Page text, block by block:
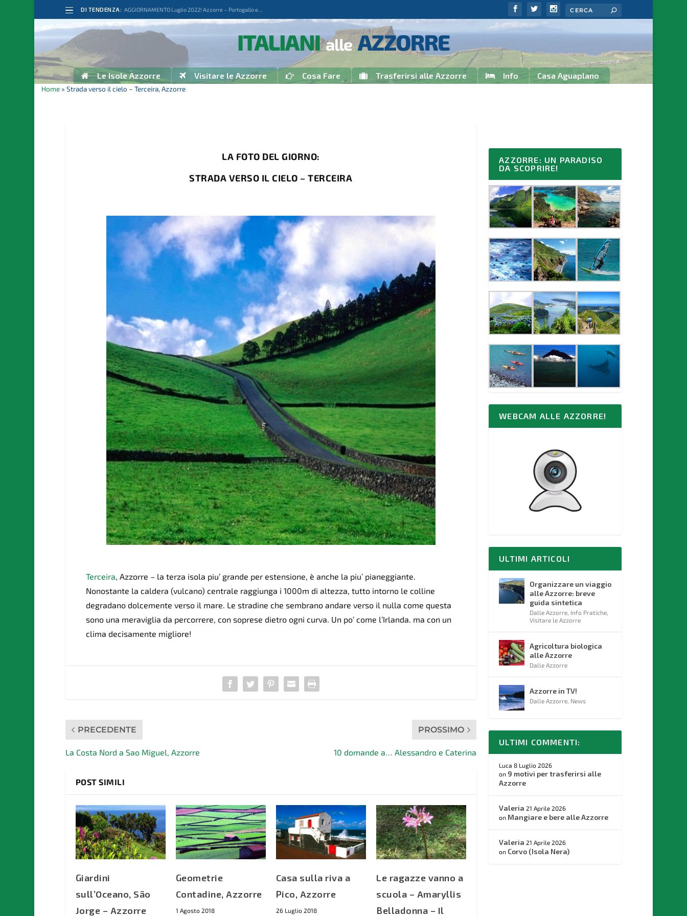
DI TENDENZA: AGGIORNAMENTO Luglio 2022! Azzorre – Portogallo e...
Le Isole Azzorre Visitare le Azzorre Cosa Fare Trasferirsi alle Azzorre Info Casa Aguaplano
Home» Strada verso il cielo – Terceira, Azzorre
LA FOTO DEL GIORNO:
STRADA VERSO IL CIELO – TERCEIRA
Terceira, Azzorre – la terza isola piu’ grande per estensione, è anche la piu’ pianeggiante.
Nonostante la caldera (vulcano) centrale raggiunga i 1000m di altezza, tutto intorno le colline
degradano dolcemente verso il mare. Le stradine che sembrano andare verso il nulla come questa
sono una meraviglia da percorrere, con soprese dietro ogni curva. Un po’ come l’Irlanda. ma con un
clima decisamente migliore!
PRECEDENTE
La Costa Nord a Sao Miguel, Azzorre
PROSSIMO
10 domande a… Alessandro e Caterina
POST SIMILI
Giardini
sull’Oceano, São
Jorge – Azzorre
Geometrie
Contadine, Azzorre
1 Agosto 2018
Casa sulla riva a
Pico, Azzorre
26 Luglio 2018
Le ragazze vanno a
scuola – Amaryllis
Belladonna – Il
AZZORRE: UN PARADISO
DA SCOPRIRE!
WEBCAM ALLE AZZORRE!
ULTIMI ARTICOLI
Organizzare un viaggio
alle Azzorre: breve
guida sintetica
Dalle Azzorre, Info Pratiche,
Visitare le Azzorre
Agricoltura biologica
alle Azzorre
Dalle Azzorre
Azzorre in TV!
Dalle Azzorre, News
ULTIMI COMMENTI:
Luca 8 Luglio 2026
on 9 motivi per trasferirsi alle
Azzorre
Valeria 21 Aprile 2026
on Mangiare e bere alle Azzorre
Valeria 21 Aprile 2026
on Corvo (Isola Nera)